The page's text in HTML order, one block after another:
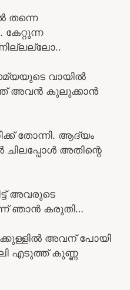
തന്നെ
വായിൽ
അവൻ കുലുക്കാൻ
തോന്നി. ആദ്യം
ചിലപ്പോൾ അതിന്റെ
അവരുടെ
ഞാൻ കരുതി…
അവന് പോയി
എടുത്ത് കുണ്ണ